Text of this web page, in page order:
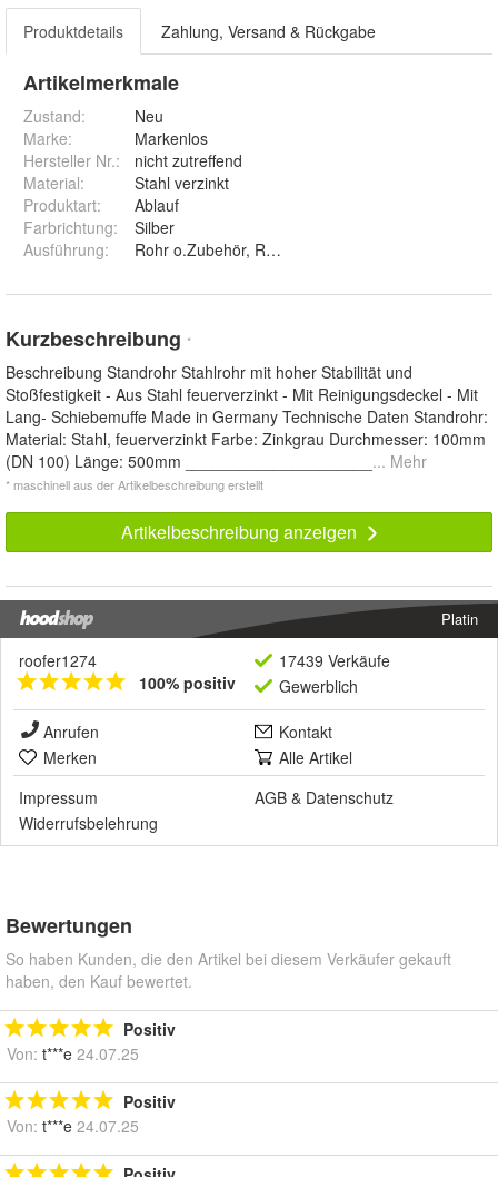
Produktdetails Zahlung, Versand & Rückgabe
Artikelmerkmale
Zustand:
Neu
Marke:
Markenlos
Hersteller Nr.:
nicht zutreffend
Material:
Stahl verzinkt
Produktart:
Ablauf
Farbrichtung:
Silber
Ausführung: Rohr o.Zubehör, Rohr m.Schelle&Gummi, Rohr
Kurzbeschreibung *
Beschreibung Standrohr Stahlrohr mit hoher Stabilität und
Stoßfestigkeit - Aus Stahl feuerverzinkt - Mit Reinigungsdeckel - Mit
Lang- Schiebemuffe Made in Germany Technische Daten Standrohr:
Material: Stahl, feuerverzinkt Farbe: Zinkgrau Durchmesser: 100mm
(DN 100) Länge: 500mm _____________________ ... Mehr
* maschinell aus der Artikelbeschreibung erstellt
Artikelbeschreibung anzeigen
Platin
roofer1274
100% positiv
17439 Verkäufe
Gewerblich
Anrufen
Kontakt
Merken
Alle Artikel
Impressum
AGB & Datenschutz
Widerrufsbelehrung
Bewertungen
So haben Kunden, die den Artikel bei diesem Verkäufer gekauft
haben, den Kauf bewertet.
Positiv
Von: t***e 24.07.25
Positiv
Von: t***e 24.07.25